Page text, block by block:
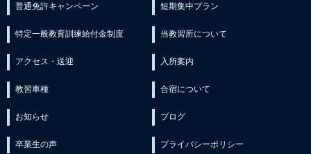
普通免許キャンペーン 短期集中プラン
特定一般教育訓練給付金制度 当教習所について
アクセス・送迎 入所案内
教習車種 合宿について
お知らせ ブログ
卒業生の声 プライバシーポリシー